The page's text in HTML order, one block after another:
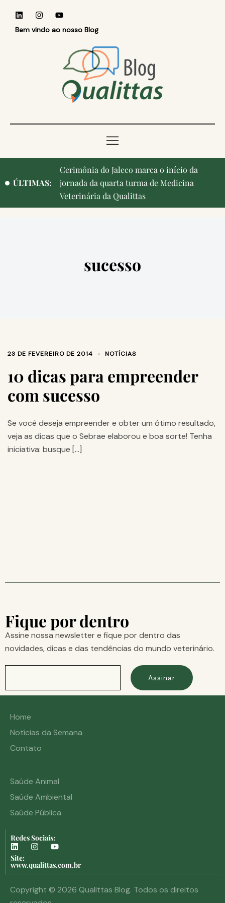
Bem vindo ao nosso Blog
ÚLTIMAS:
Cerimônia do Jaleco marca o início da
jornada da quarta turma de Medicina
Veterinária da Qualittas
sucesso
23 DE FEVEREIRO DE 2014 NOTÍCIAS
10 dicas para empreender
com sucesso
Se você deseja empreender e obter um ótimo resultado,
veja as dicas que o Sebrae elaborou e boa sorte! Tenha
iniciativa: busque […]
Fique por dentro
Assine nossa newsletter e fique por dentro das
novidades, dicas e das tendências do mundo veterinário.
Assinar
Home
Notícias da Semana
Contato
Saúde Animal
Saúde Ambiental
Saúde Pública
Redes Sociais:
Site:
www.qualittas.com.br
Copyright © 2026 Qualittas Blog. Todos os direitos